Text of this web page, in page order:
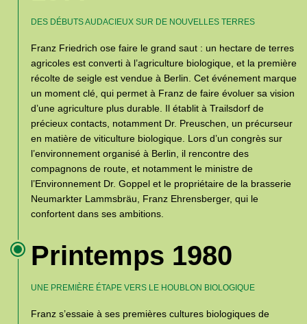
DES DÉBUTS AUDACIEUX SUR DE NOUVELLES TERRES
Franz Friedrich ose faire le grand saut : un hectare de terres
agricoles est converti à l’agriculture biologique, et la première
récolte de seigle est vendue à Berlin. Cet événement marque
un moment clé, qui permet à Franz de faire évoluer sa vision
d’une agriculture plus durable. Il établit à Trailsdorf de
précieux contacts, notamment Dr. Preuschen, un précurseur
en matière de viticulture biologique. Lors d’un congrès sur
l’environnement organisé à Berlin, il rencontre des
compagnons de route, et notamment le ministre de
l’Environnement Dr. Goppel et le propriétaire de la brasserie
Neumarkter Lammsbräu, Franz Ehrensberger, qui le
confortent dans ses ambitions.
Printemps 1980
UNE PREMIÈRE ÉTAPE VERS LE HOUBLON BIOLOGIQUE
Franz s’essaie à ses premières cultures biologiques de